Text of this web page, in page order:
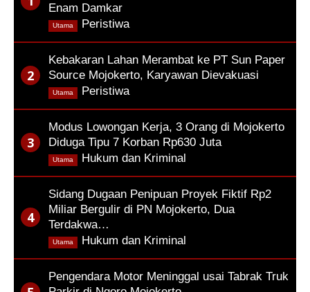
Enam Damkar
Peristiwa
Utama
Kebakaran Lahan Merambat ke PT Sun Paper
Source Mojokerto, Karyawan Dievakuasi
Peristiwa
Utama
Modus Lowongan Kerja, 3 Orang di Mojokerto
Diduga Tipu 7 Korban Rp630 Juta
Hukum dan Kriminal
Utama
Sidang Dugaan Penipuan Proyek Fiktif Rp2
Miliar Bergulir di PN Mojokerto, Dua
Terdakwa…
Hukum dan Kriminal
Utama
Pengendara Motor Meninggal usai Tabrak Truk